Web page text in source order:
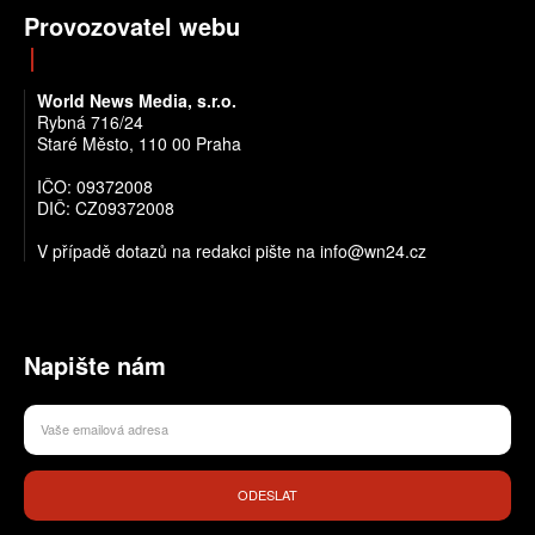
Provozovatel webu
World News Media, s.r.o.
Rybná 716/24
Staré Město, 110 00 Praha
IČO: 09372008
DIČ: CZ09372008
V případě dotazů na redakci pište na info@wn24.cz
Napište nám
ODESLAT